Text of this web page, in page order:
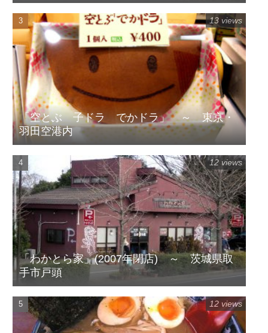
「空とぶ 子ドラ でかドラ」 ～ 東京・
羽田空港内
13 views
「わかとら家」(2007年閉店) ～ 茨城県取
手市戸頭
12 views
12 views